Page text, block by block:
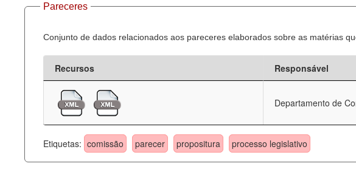
Pareceres
Conjunto de dados relacionados aos pareceres elaborados sobre as matérias
Recursos Responsável
Departamento de
Etiquetas: comissão parecer propositura processo legislativo